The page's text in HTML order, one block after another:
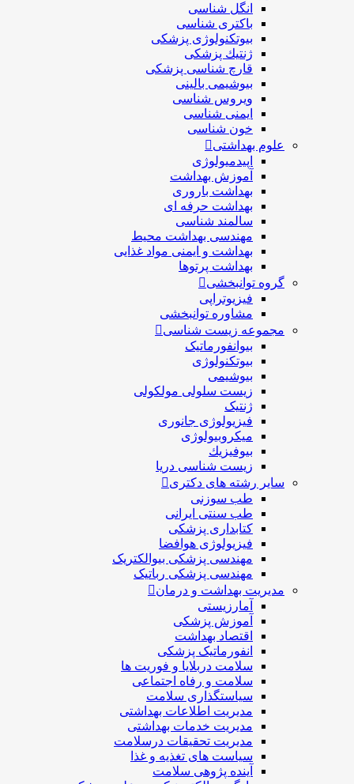
انگل شناسی
باکتری شناسی
بیوتکنولوژی پزشکی
ژنتيك پزشکی
قارچ شناسی پزشكی
بیوشیمی بالینی
ویروس شناسی
ایمنی شناسی
خون شناسی
علوم بهداشتی
اپیدمیولوژی
آموزش بهداشت
بهداشت باروری
بهداشت حرفه ای
سالمند شناسی
مهندسی بهداشت محيط
بهداشت و ایمنی مواد غذایی
بهداشت پرتوها
گروه توانبخشی
فیزیوتراپی
مشاوره توانبخشی
مجموعه زیست شناسی
بیوانفورماتیک
بیوتکنولوژی
بیوشیمی
زیست سلولی مولکولی
فیزیولوژی جانوری
میکروبیولوژی
بيوفيزيك
زیست شناسی دریا
سایر رشته های دکتری
طب سوزنی
طب سنتی ایرانی
کتابداری پزشکی
فیزیولوژی هوافضا
مهندسی پزشکی بیوالکتریک
مهندسی پزشکی رباتیک
مدیریت بهداشت و درمان
آمارزیستی
آموزش پزشکی
اقتصاد بهداشت
انفورماتیک پزشکی
سلامت دربلايا و فوريت ها
سلامت و رفاه اجتماعی
سیاستگذاری سلامت
مدیریت اطلاعات بهداشتی
مدیریت خدمات بهداشتی
مدیریت تحقیقات درسلامت
سیاست های تغذیه و غذا
آینده پژوهی سلامت